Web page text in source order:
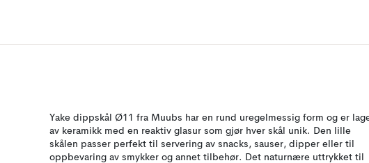
Yake dippskål Ø11 fra Muubs har en rund uregelmessig form og er
av keramikk med en reaktiv glasur som gjør hver skål unik. Den lille
skålen passer perfekt til servering av snacks, sauser, dipper eller til
oppbevaring av smykker og annet tilbehør. Det naturnære uttrykket til